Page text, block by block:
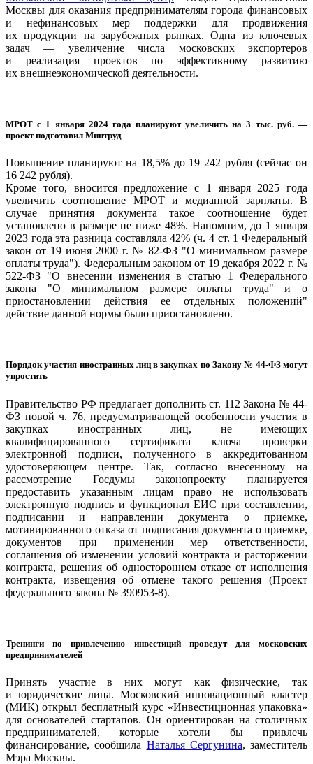
Москвы для оказания предпринимателям города финансовых
и нефинансовых мер поддержки для продвижения
их продукции на зарубежных рынках. Одна из ключевых
задач — увеличение числа московских экспортеров
и реализация проектов по эффективному развитию
их внешнеэкономической деятельности.
МРОТ с 1 января 2024 года планируют увеличить на 3 тыс. руб. —
проект подготовил Минтруд
Повышение планируют на 18,5% до 19 242 рубля (сейчас он
16 242 рубля).
Кроме того, вносится предложение с 1 января 2025 года
увеличить соотношение МРОТ и медианной зарплаты. В
случае принятия документа такое соотношение будет
установлено в размере не ниже 48%. Напомним, до 1 января
2023 года эта разница составляла 42% (ч. 4 ст. 1 Федеральный
закон от 19 июня 2000 г. № 82-ФЗ "О минимальном размере
оплаты труда"). Федеральным законом от 19 декабря 2022 г. №
522-ФЗ "О внесении изменения в статью 1 Федерального
закона "О минимальном размере оплаты труда" и о
приостановлении действия ее отдельных положений"
действие данной нормы было приостановлено.
Порядок участия иностранных лиц в закупках по Закону № 44-ФЗ могут
упростить
Правительство РФ предлагает дополнить ст. 112 Закона № 44-
ФЗ новой ч. 76, предусматривающей особенности участия в
закупках иностранных лиц, не имеющих
квалифицированного сертификата ключа проверки
электронной подписи, полученного в аккредитованном
удостоверяющем центре. Так, согласно внесенному на
рассмотрение Госдумы законопроекту планируется
предоставить указанным лицам право не использовать
электронную подпись и функционал ЕИС при составлении,
подписании и направлении документа о приемке,
мотивированного отказа от подписания документа о приемке,
документов при применении мер ответственности,
соглашения об изменении условий контракта и расторжении
контракта, решения об одностороннем отказе от исполнения
контракта, извещения об отмене такого решения (Проект
федерального закона № 390953-8).
Тренинги по привлечению инвестиций проведут для московских
предпринимателей
Принять участие в них могут как физические, так
и юридические лица. Московский инновационный кластер
(МИК) открыл бесплатный курс «Инвестиционная упаковка»
для основателей стартапов. Он ориентирован на столичных
предпринимателей, которые хотели бы привлечь
финансирование, сообщила Наталья Сергунина, заместитель
Мэра Москвы.